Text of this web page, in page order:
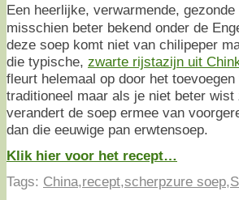
Een heerlijke, verwarmende,
misschien beter bekend onder de
deze soep komt niet van chilipeper
die typische, zwarte rijstazijn uit
fleurt helemaal op door het
traditioneel maar als je niet beter
verandert de soep ermee van
dan die eeuwige pan erwtensoep.
Klik hier voor het recept…
Tags: China,recept,scherpzure soep,